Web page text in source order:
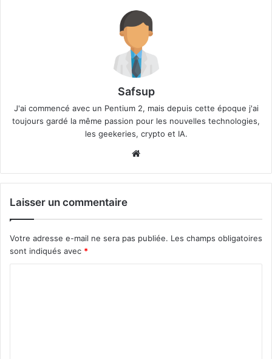
Safsup
J'ai commencé avec un Pentium 2, mais depuis cette époque j'ai
toujours gardé la même passion pour les nouvelles technologies,
les geekeries, crypto et IA.
Website
Laisser un commentaire
Votre adresse e-mail ne sera pas publiée. Les champs obligatoires
sont indiqués avec *